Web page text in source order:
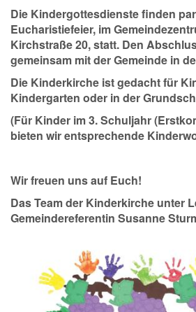
Die Kindergottesdienste finden
Eucharistiefeier, im
Kirchstraße 20, statt. Den
gemeinsam mit der Gemeinde in
Die Kinderkirche ist gedacht für
Kindergarten oder in der
(Für Kinder im 3. Schuljahr
bieten wir entsprechende
Wir freuen uns auf Euch!
Das Team der Kinderkirche unter
Gemeindereferentin Susanne